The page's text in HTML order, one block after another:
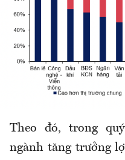
Theo đó, trong
ngành tăng trưởng